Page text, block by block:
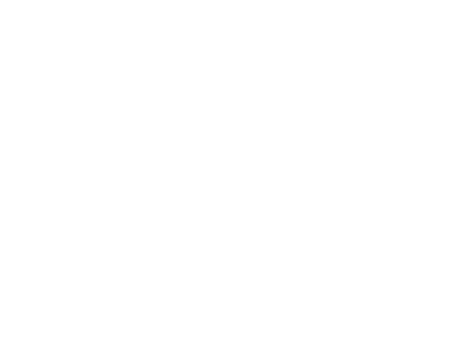
после вызова рассчитает метраж, количество